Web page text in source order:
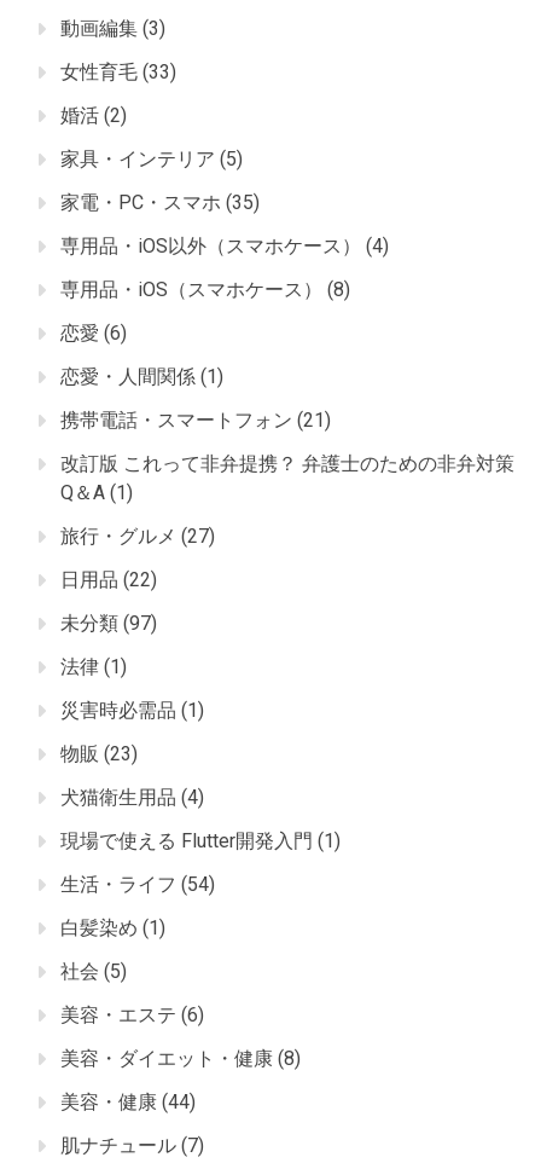
動画編集 (3)
女性育毛 (33)
婚活 (2)
家具・インテリア (5)
家電・PC・スマホ (35)
専用品・iOS以外（スマホケース）
(4)
専用品・iOS（スマホケース）
(8)
恋愛 (6)
恋愛・人間関係 (1)
携帯電話・スマートフォン (21)
改訂版 これって非弁提携？ 弁護士のための非弁対策
Q＆A (1)
旅行・グルメ (27)
日用品 (22)
未分類 (97)
法律 (1)
災害時必需品 (1)
物販 (23)
犬猫衛生用品 (4)
現場で使える Flutter開発入門 (1)
生活・ライフ (54)
白髪染め (1)
社会 (5)
美容・エステ (6)
美容・ダイエット・健康 (8)
美容・健康 (44)
肌ナチュール (7)